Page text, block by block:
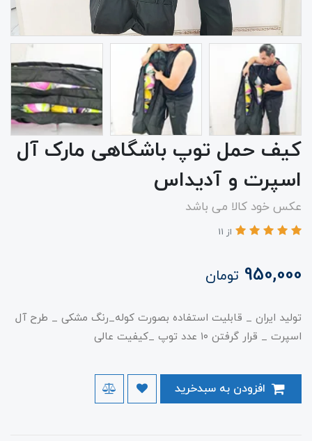
کیف حمل توپ باشگاهی مارک آل
اسپرت و آدیداس
عکس خود کالا می باشد
از 11
950,000 تومان
تولید ایران _ قابلیت استفاده بصورت کوله_رنگ مشکی _ طرح آل
اسپرت _ قرار گرفتن ۱۰ عدد توپ _کیفیت عالی